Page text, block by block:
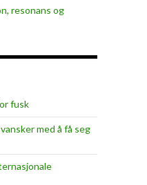
resonans og
fusk
med å få seg